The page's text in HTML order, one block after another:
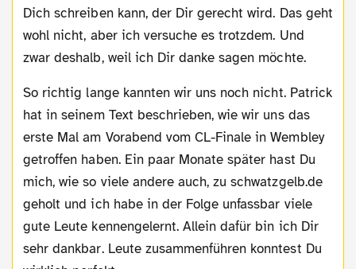
Dich schreiben kann, der Dir gerecht wird. Das geht
wohl nicht, aber ich versuche es trotzdem. Und
zwar deshalb, weil ich Dir danke sagen möchte.
So richtig lange kannten wir uns noch nicht. Patrick
hat in seinem Text beschrieben, wie wir uns das
erste Mal am Vorabend vom CL-Finale in Wembley
getroffen haben. Ein paar Monate später hast Du
mich, wie so viele andere auch, zu schwatzgelb.de
geholt und ich habe in der Folge unfassbar viele
gute Leute kennengelernt. Allein dafür bin ich Dir
sehr dankbar. Leute zusammenführen konntest Du